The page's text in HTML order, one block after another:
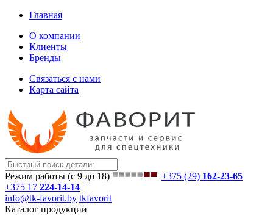
Главная
О компании
Клиенты
Бренды
Связаться с нами
Карта сайта
Режим работы (с 9 до 18) +375 (29) 162-23-65
+375 17 224-14-14
info@tk-favorit.by tkfavorit
Каталог продукции